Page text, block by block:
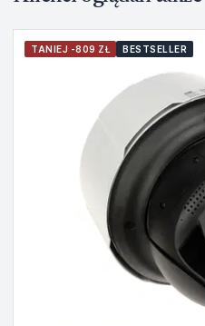
TANIEJ -809 ZŁ BESTSELLER